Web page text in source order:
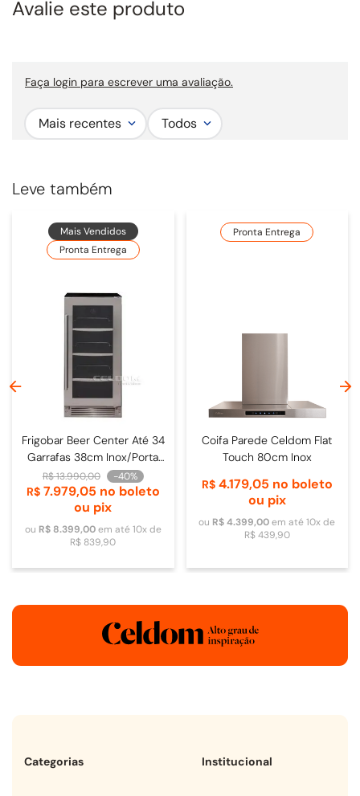
acesso ao interior e a organização dos alimentos, além de alerta sonoro
Avalie este produto
Faça login para escrever uma avaliação.
Mais recentes Todos
Leve também
Mais Vendidos
Pronta Entrega
Frigobar Beer Center Até 34
Garrafas 38cm Inox/Porta
de Vidro - 4093840009
R$13.990,00 -40%
R$ 7.979,05 no boleto
ou pix
ou R$ 8.399,00em até10x de
R$ 839,90
Pronta Entrega
Coifa Parede Celdom Flat
Touch 80cm Inox
R$ 4.179,05 no boleto
ou pix
ou R$ 4.399,00em até10x de
R$ 439,90
Categorias Institucional